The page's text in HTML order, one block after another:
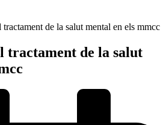
tractament de la salut mental en els mmcc
tractament de la salut